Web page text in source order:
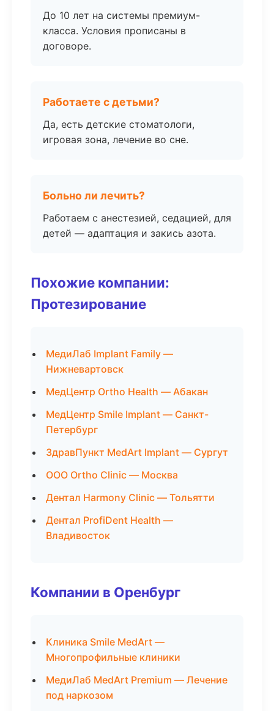
До 10 лет на системы премиум-
класса. Условия прописаны в
договоре.
Работаете с детьми?
Да, есть детские стоматологи,
игровая зона, лечение во сне.
Больно ли лечить?
Работаем с анестезией, седацией, для
детей — адаптация и закись азота.
Похожие компании:
Протезирование
МедиЛаб Implant Family —
Нижневартовск
МедЦентр Ortho Health — Абакан
МедЦентр Smile Implant — Санкт-
Петербург
ЗдравПункт MedArt Implant — Сургут
ООО Ortho Clinic — Москва
Дентал Harmony Clinic — Тольятти
Дентал ProfiDent Health —
Владивосток
Компании в Оренбург
Клиника Smile MedArt —
Многопрофильные клиники
МедиЛаб MedArt Premium — Лечение
под наркозом